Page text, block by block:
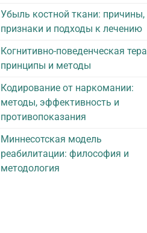
Убыль костной ткани: причины,
признаки и подходы к лечению
Когнитивно-поведенческая
принципы и методы
Кодирование от наркомании:
методы, эффективность и
противопоказания
Миннесотская модель
реабилитации: философия и
методология